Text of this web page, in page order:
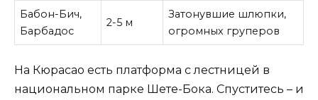
Бабон-Бич,
Барбадос
2-5 м
Затонувшие шлюпки,
огромных груперов
На Кюрасао есть платформа с лестницей в
национальном парке Шете-Бока. Спуститесь – и